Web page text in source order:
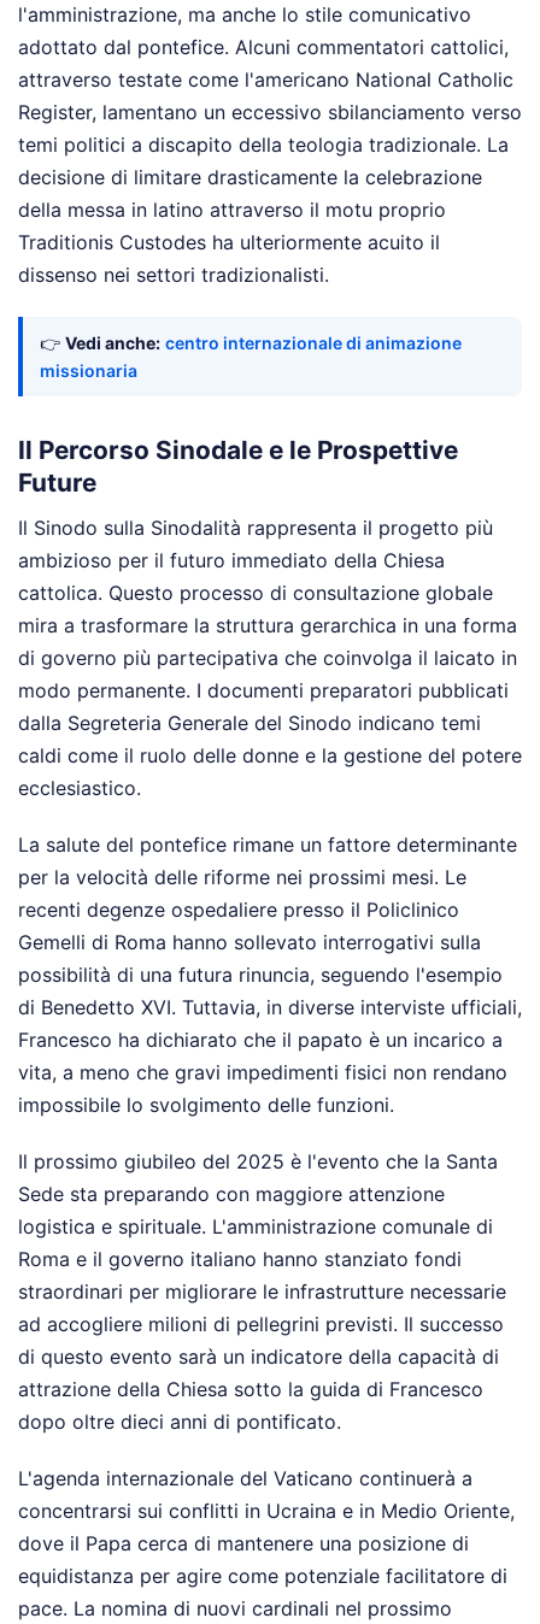
l'amministrazione, ma anche lo stile comunicativo
adottato dal pontefice. Alcuni commentatori cattolici,
attraverso testate come l'americano National Catholic
Register, lamentano un eccessivo sbilanciamento verso
temi politici a discapito della teologia tradizionale. La
decisione di limitare drasticamente la celebrazione
della messa in latino attraverso il motu proprio
Traditionis Custodes ha ulteriormente acuito il
dissenso nei settori tradizionalisti.
👉 Vedi anche: centro internazionale di animazione
missionaria
Il Percorso Sinodale e le Prospettive
Future
Il Sinodo sulla Sinodalità rappresenta il progetto più
ambizioso per il futuro immediato della Chiesa
cattolica. Questo processo di consultazione globale
mira a trasformare la struttura gerarchica in una forma
di governo più partecipativa che coinvolga il laicato in
modo permanente. I documenti preparatori pubblicati
dalla Segreteria Generale del Sinodo indicano temi
caldi come il ruolo delle donne e la gestione del potere
ecclesiastico.
La salute del pontefice rimane un fattore determinante
per la velocità delle riforme nei prossimi mesi. Le
recenti degenze ospedaliere presso il Policlinico
Gemelli di Roma hanno sollevato interrogativi sulla
possibilità di una futura rinuncia, seguendo l'esempio
di Benedetto XVI. Tuttavia, in diverse interviste ufficiali,
Francesco ha dichiarato che il papato è un incarico a
vita, a meno che gravi impedimenti fisici non rendano
impossibile lo svolgimento delle funzioni.
Il prossimo giubileo del 2025 è l'evento che la Santa
Sede sta preparando con maggiore attenzione
logistica e spirituale. L'amministrazione comunale di
Roma e il governo italiano hanno stanziato fondi
straordinari per migliorare le infrastrutture necessarie
ad accogliere milioni di pellegrini previsti. Il successo
di questo evento sarà un indicatore della capacità di
attrazione della Chiesa sotto la guida di Francesco
dopo oltre dieci anni di pontificato.
L'agenda internazionale del Vaticano continuerà a
concentrarsi sui conflitti in Ucraina e in Medio Oriente,
dove il Papa cerca di mantenere una posizione di
equidistanza per agire come potenziale facilitatore di
pace. La nomina di nuovi cardinali nel prossimo